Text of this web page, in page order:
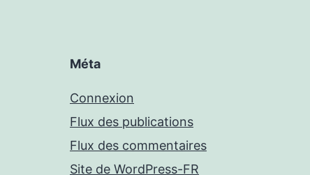
Méta
Connexion
Flux des publications
Flux des commentaires
Site de WordPress-FR